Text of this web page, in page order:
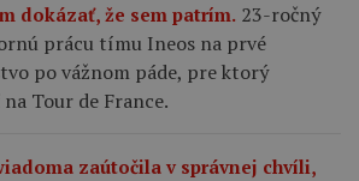
dokázať, že sem patrím. 23-ročný
prácu tímu Ineos na prvé
po vážnom páde, pre ktorý
Tour de France.
zaútočila v správnej chvíli,